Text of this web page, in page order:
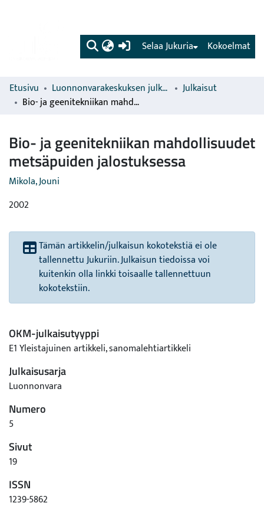
(current) Kokoelmat
Selaa Jukuria
Etusivu Luonnonvarakeskuksen julkaisut
Julkaisut
Bio- ja geenitekniikan mahdollisuudet metsäpuiden jalostuksessa
Bio- ja geenitekniikan mahdollisuudet
metsäpuiden jalostuksessa
Mikola, Jouni
2002
Tämän artikkelin/julkaisun kokotekstiä ei ole
tallennettu Jukuriin. Julkaisun tiedoissa voi
kuitenkin olla linkki toisaalle tallennettuun
kokotekstiin.
OKM-julkaisutyyppi
E1 Yleistajuinen artikkeli, sanomalehtiartikkeli
Julkaisusarja
Luonnonvara
Numero
5
Sivut
19
ISSN
1239-5862